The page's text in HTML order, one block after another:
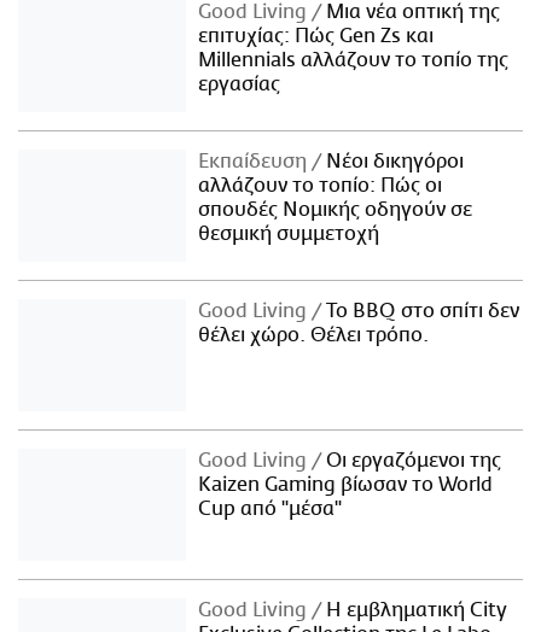
Good Living
Μια νέα οπτική της
επιτυχίας: Πώς Gen Zs και
Millennials αλλάζουν το τοπίο της
εργασίας
Εκπαίδευση
Νέοι δικηγόροι
αλλάζουν το τοπίο: Πώς οι
σπουδές Νομικής οδηγούν σε
θεσμική συμμετοχή
Good Living
Το BBQ στο σπίτι δεν
θέλει χώρο. Θέλει τρόπο.
Good Living
Οι εργαζόμενοι της
Kaizen Gaming βίωσαν το World
Cup από "μέσα"
Good Living
Η εμβληματική City